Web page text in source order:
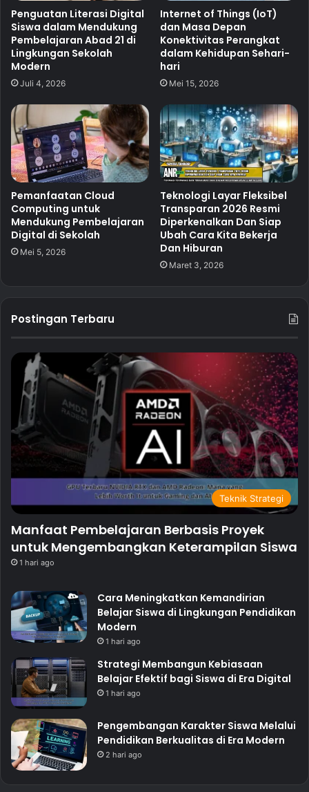
Penguatan Literasi Digital
Siswa dalam Mendukung
Pembelajaran Abad 21 di
Lingkungan Sekolah
Modern
Juli 4, 2026
Internet of Things (IoT)
dan Masa Depan
Konektivitas Perangkat
dalam Kehidupan Sehari-
hari
Mei 15, 2026
Pemanfaatan Cloud
Computing untuk
Mendukung Pembelajaran
Digital di Sekolah
Mei 5, 2026
Teknologi Layar Fleksibel
Transparan 2026 Resmi
Diperkenalkan Dan Siap
Ubah Cara Kita Bekerja
Dan Hiburan
Maret 3, 2026
Postingan Terbaru
Teknik Strategi
Manfaat Pembelajaran Berbasis Proyek
untuk Mengembangkan Keterampilan Siswa
1 hari ago
Cara Meningkatkan Kemandirian
Belajar Siswa di Lingkungan Pendidikan
Modern
1 hari ago
Strategi Membangun Kebiasaan
Belajar Efektif bagi Siswa di Era Digital
1 hari ago
Pengembangan Karakter Siswa Melalui
Pendidikan Berkualitas di Era Modern
2 hari ago